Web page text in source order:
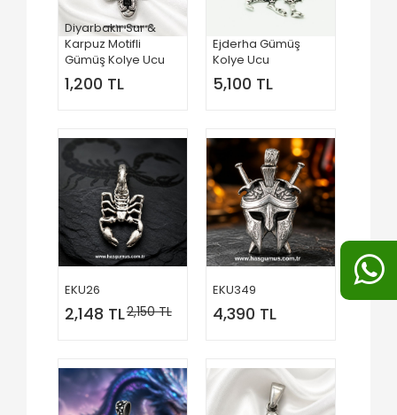
Diyarbakır Sur &
Karpuz Motifli
Gümüş Kolye Ucu
1,200 TL
Ejderha Gümüş
Kolye Ucu
5,100 TL
EKU26
2,148 TL2,150 TL
EKU349
4,390 TL